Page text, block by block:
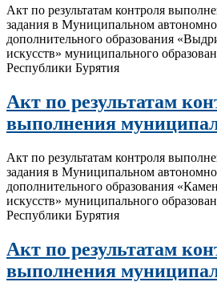
Акт по результатам контроля
задания в Муниципальном
дополнительного образования
искусств» муниципального
Республики Бурятия
Акт по результатам
выполнения
Акт по результатам контроля
задания в Муниципальном
дополнительного образования
искусств» муниципального
Республики Бурятия
Акт по результатам
выполнения